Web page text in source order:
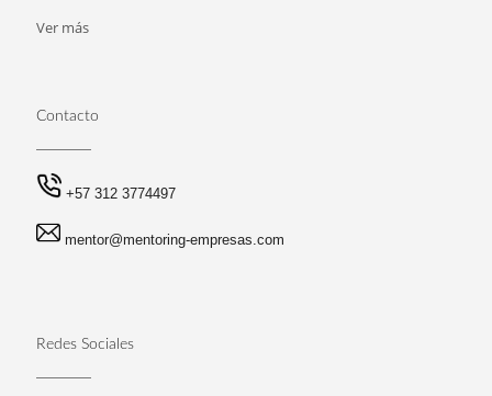
Ver más
Contacto
+57 312 3774497
mentor@mentoring-empresas.com
Redes Sociales